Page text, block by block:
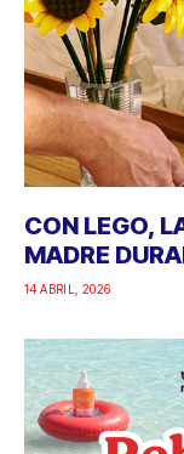
CON LEGO,
MADRE
14 ABRIL, 2026